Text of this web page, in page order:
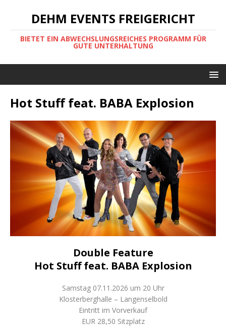
DEHM EVENTS FREIGERICHT
BIETET EIN ABWECHSLUNGSREICHES PROGRAMM FÜR
GUTE UNTERHALTUNG
Hot Stuff feat. BABA Explosion
Double Feature
Hot Stuff feat. BABA Explosion
Samstag 07.11.2026 um 20 Uhr
Klosterberghalle – Langenselbold
Eintritt im Vorverkauf
EUR 28,50 Sitzplatz